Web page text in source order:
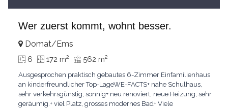
Wer zuerst kommt, wohnt besser.
Domat/Ems
6 172 m2 562 m2
Ausgesprochen praktisch gebautes 6-Zimmer Einfamilienhaus
an kinderfreundlicher Top-LageWE-FACTS+ nahe Schulhaus,
sehr verkehrsgünstig, sonnig+ neu renoviert, neue Heizung, sehr
geräumig.+ viel Platz, grosses modernes Bad+ Viele